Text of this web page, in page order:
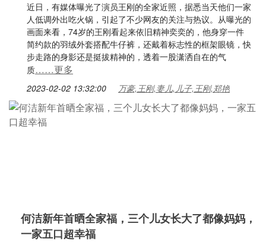
近日，有媒体曝光了演员王刚的全家近照，据悉当天他们一家
人低调外出吃火锅，引起了不少网友的关注与热议。从曝光的
画面来看，74岁的王刚看起来依旧精神奕奕的，他身穿一件
简约款的羽绒外套搭配牛仔裤，还戴着标志性的框架眼镜，快
步走路的身影还是挺拔精神的，透着一股潇洒自在的气
质……更多
2023-02-02 13:32:00 万豪,王刚,妻儿,儿子,王刚,郑艳
何洁新年首晒全家福，三个儿女长大了都像妈妈，
一家五口超幸福